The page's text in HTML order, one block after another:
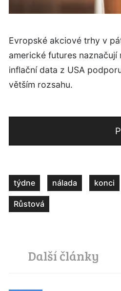
Evropské akciové trhy v
americké futures
inflační data z USA
větším rozsahu.
týdne nálada konci
Růstová
Další články